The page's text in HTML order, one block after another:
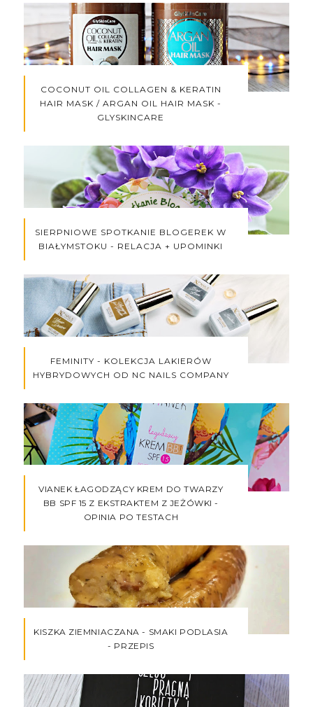
COCONUT OIL COLLAGEN & KERATIN
HAIR MASK / ARGAN OIL HAIR MASK -
GLYSKINCARE
SIERPNIOWE SPOTKANIE BLOGEREK W
BIAŁYMSTOKU - RELACJA + UPOMINKI
FEMINITY - KOLEKCJA LAKIERÓW
HYBRYDOWYCH OD NC NAILS COMPANY
VIANEK ŁAGODZĄCY KREM DO TWARZY
BB SPF 15 Z EKSTRAKTEM Z JEŻÓWKI -
OPINIA PO TESTACH
KISZKA ZIEMNIACZANA - SMAKI PODLASIA
- PRZEPIS